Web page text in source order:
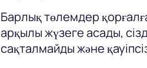
Барлық төлемдер
арқылы жүзеге асады,
сақталмайды және